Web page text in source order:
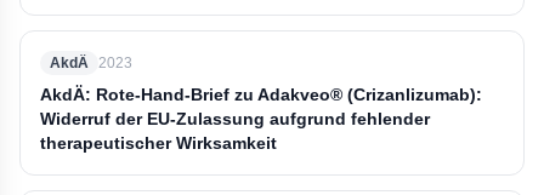
AkdÄ 2023
AkdÄ: Rote-Hand-Brief zu Adakveo® (Crizanlizumab):
Widerruf der EU-Zulassung aufgrund fehlender
therapeutischer Wirksamkeit